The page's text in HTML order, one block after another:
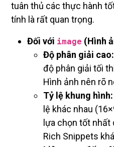
tuân thủ các thực hành
tính là rất quan trọng.
Đối với image (Hình
Độ phân giải cao:
độ phân giải tối
Hình ảnh nên rõ
Tỷ lệ khung hình:
lệ khác nhau
lựa chọn tốt
Rich Snippets